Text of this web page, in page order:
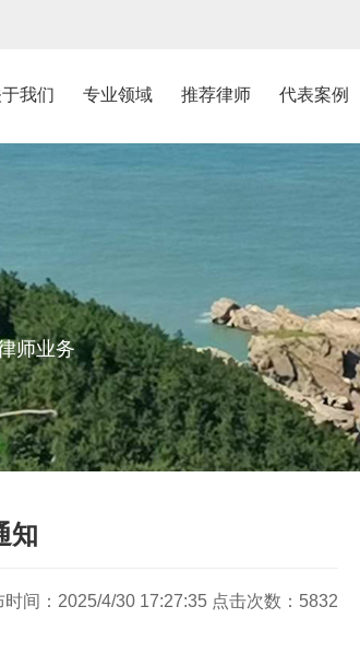
我们 专业领域 推荐律师 代表案例
师业务
知
时间：2025/4/30 17:27:35 点击次数：5832